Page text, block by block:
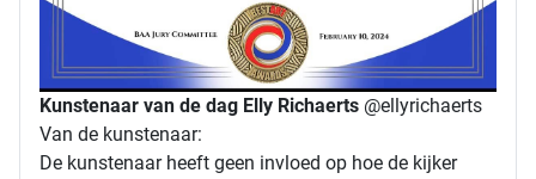
Kunstenaar van de dag Elly Richaerts @ellyrichaerts
Van de kunstenaar:
De kunstenaar heeft geen invloed op hoe de kijker